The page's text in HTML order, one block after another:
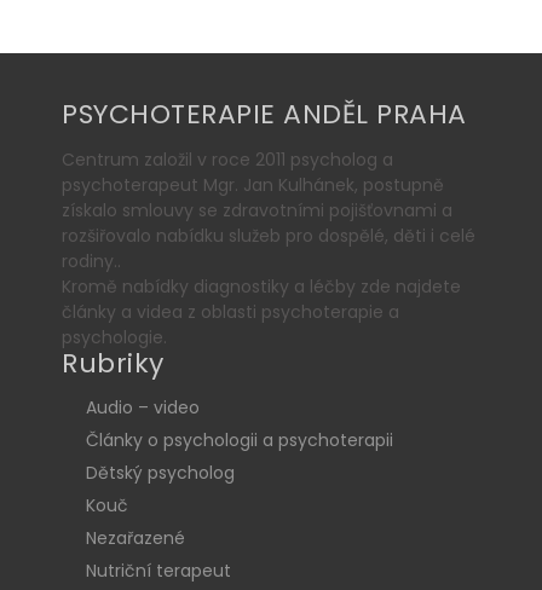
PSYCHOTERAPIE ANDĚL PRAHA
Centrum založil v roce 2011 psycholog a
psychoterapeut Mgr. Jan Kulhánek, postupně
získalo smlouvy se zdravotními pojišťovnami a
rozšiřovalo nabídku služeb pro dospělé, děti i celé
rodiny..
Kromě nabídky diagnostiky a léčby zde najdete
články a videa z oblasti psychoterapie a
psychologie.
Rubriky
Audio – video
Články o psychologii a psychoterapii
Dětský psycholog
Kouč
Nezařazené
Nutriční terapeut